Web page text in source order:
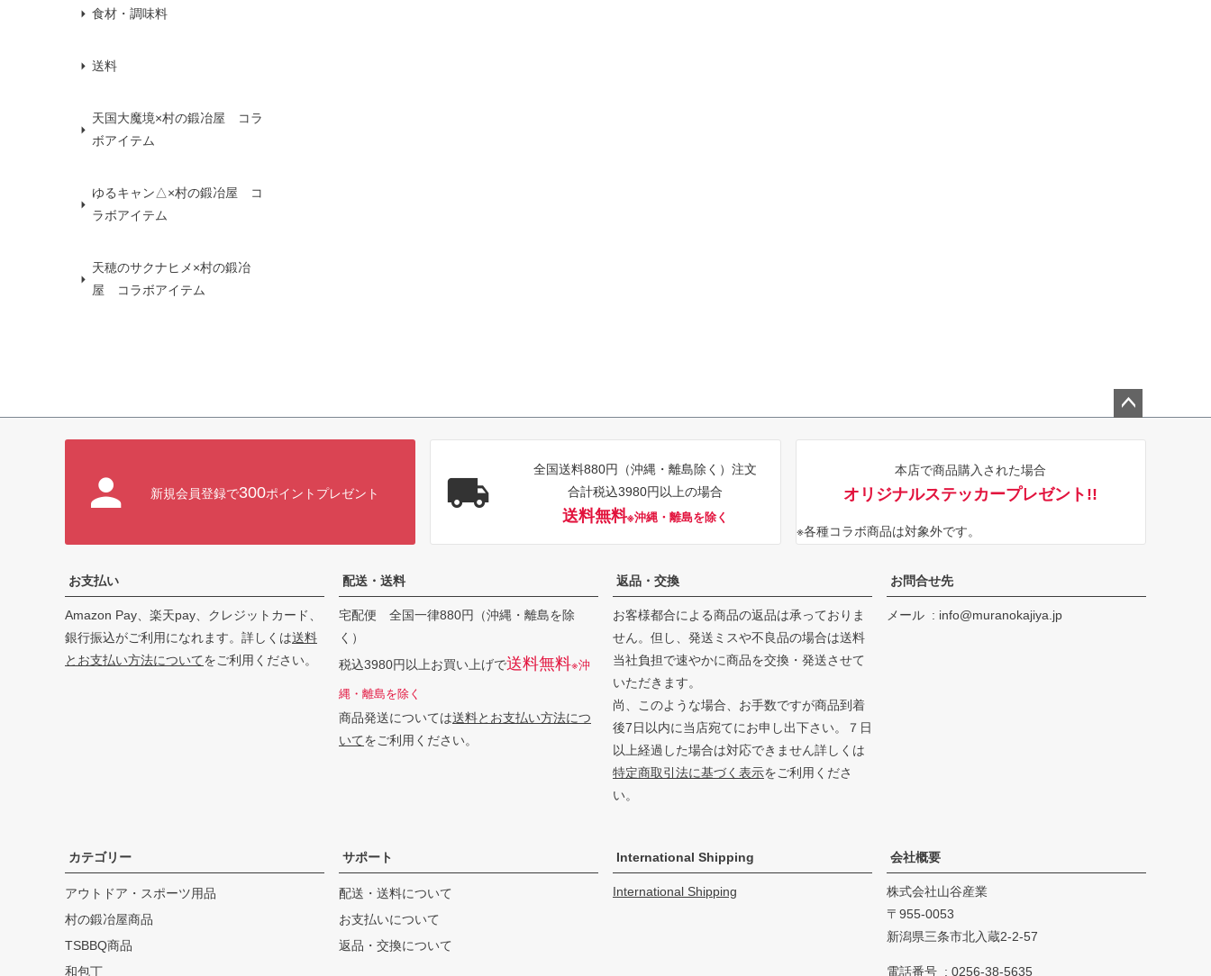
食材・調味料
送料
天国大魔境×村の鍛冶屋 コラ
ボアイテム
ゆるキャン△×村の鍛冶屋 コ
ラボアイテム
天穂のサクナヒメ×村の鍛冶
屋 コラボアイテム
新規会員登録で300ポイントプレゼント
全国送料880円（沖縄・離島除く）注文
合計税込3980円以上の場合
送料無料※沖縄・離島を除く
本店で商品購入された場合
オリジナルステッカープレゼント!!
※各種コラボ商品は対象外です。
お支払い
Amazon Pay、楽天pay、クレジットカード、
銀行振込がご利用になれます。詳しくは送料
とお支払い方法についてをご利用ください。
配送・送料
宅配便 全国一律880円（沖縄・離島を除
く）
税込3980円以上お買い上げで送料無料※沖
縄・離島を除く
商品発送については送料とお支払い方法につ
いてをご利用ください。
返品・交換
お客様都合による商品の返品は承っておりま
せん。但し、発送ミスや不良品の場合は送料
当社負担で速やかに商品を交換・発送させて
いただきます。
尚、このような場合、お手数ですが商品到着
後7日以内に当店宛てにお申し出下さい。７日
以上経過した場合は対応できません詳しくは
特定商取引法に基づく表示をご利用くださ
い。
お問合せ先
メール info@muranokajiya.jp
カテゴリー
アウトドア・スポーツ用品
村の鍛冶屋商品
TSBBQ商品
和包丁
サポート
配送・送料について
お支払いについて
返品・交換について
International Shipping
International Shipping
会社概要
株式会社山谷産業
955-0053
新潟県三条市北入蔵2-2-57
電話番号 0256-38-5635